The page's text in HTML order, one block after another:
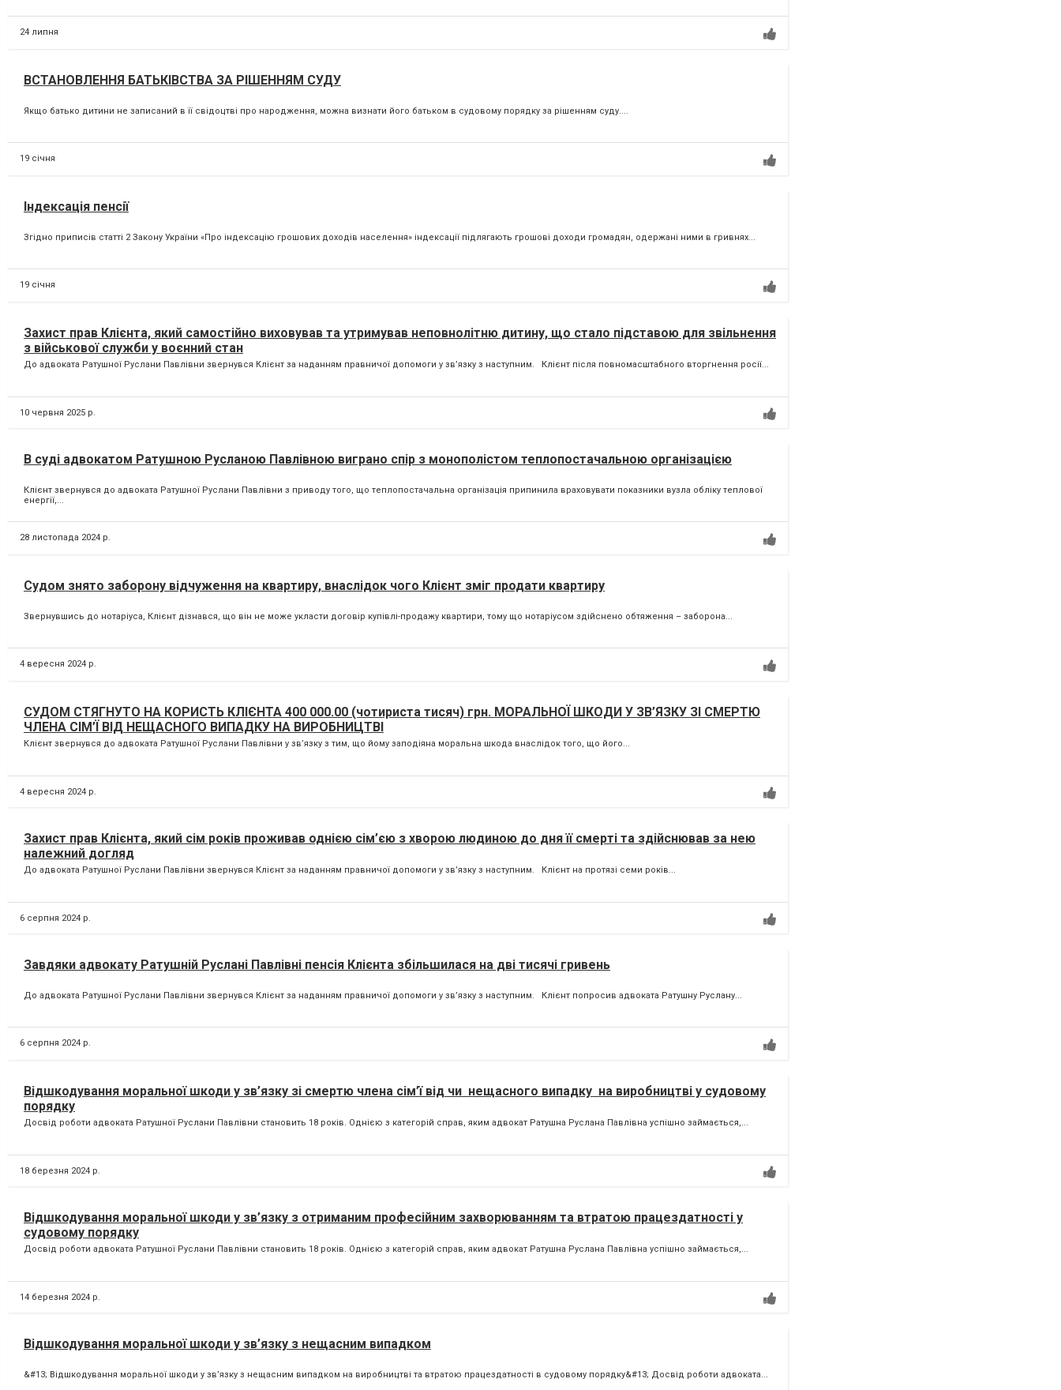
24 липня
ВСТАНОВЛЕННЯ БАТЬКІВСТВА ЗА РІШЕННЯМ СУДУ
Якщо батько дитини не записаний в її свідоцтві про народження, можна визнати його батьком в судовому порядку за рішенням суду....
19 січня
Індексація пенсії
Згідно приписів статті 2 Закону України «Про індексацію грошових доходів населення» індексації підлягають грошові доходи громадян, одержані ними в гривнях...
19 січня
Захист прав Клієнта, який самостійно виховував та утримував неповнолітню дитину, що стало підставою для звільнення
з військової служби у воєнний стан
До адвоката Ратушної Руслани Павлівни звернувся Клієнт за наданням правничої допомоги у зв’язку з наступним. Клієнт після повномасштабного вторгнення росії...
10 червня 2025 р.
В суді адвокатом Ратушною Русланою Павлівною виграно спір з монополістом теплопостачальною організацією
Клієнт звернувся до адвоката Ратушної Руслани Павлівни з приводу того, що теплопостачальна організація припинила враховувати показники вузла обліку теплової
енергії,...
28 листопада 2024 р.
Судом знято заборону відчуження на квартиру, внаслідок чого Клієнт зміг продати квартиру
Звернувшись до нотаріуса, Клієнт дізнався, що він не може укласти договір купівлі-продажу квартири, тому що нотаріусом здійснено обтяження – заборона...
4 вересня 2024 р.
СУДОМ СТЯГНУТО НА КОРИСТЬ КЛІЄНТА 400 000.00 (чотириста тисяч) грн. МОРАЛЬНОЇ ШКОДИ У ЗВ’ЯЗКУ ЗІ СМЕРТЮ
ЧЛЕНА СІМ’Ї ВІД НЕЩАСНОГО ВИПАДКУ НА ВИРОБНИЦТВІ
Клієнт звернувся до адвоката Ратушної Руслани Павлівни у зв’язку з тим, що йому заподіяна моральна шкода внаслідок того, що його...
4 вересня 2024 р.
Захист прав Клієнта, який сім років проживав однією сім’єю з хворою людиною до дня її смерті та здійснював за нею
належний догляд
До адвоката Ратушної Руслани Павлівни звернувся Клієнт за наданням правничої допомоги у зв’язку з наступним. Клієнт на протязі семи років...
6 серпня 2024 р.
Завдяки адвокату Ратушній Руслані Павлівні пенсія Клієнта збільшилася на дві тисячі гривень
До адвоката Ратушної Руслани Павлівни звернувся Клієнт за наданням правничої допомоги у зв’язку з наступним. Клієнт попросив адвоката Ратушну Руслану...
6 серпня 2024 р.
Відшкодування моральної шкоди у зв’язку зі смертю члена сім’ї від чи нещасного випадку на виробництві у судовому
порядку
Досвід роботи адвоката Ратушної Руслани Павлівни становить 18 років. Однією з категорій справ, яким адвокат Ратушна Руслана Павлівна успішно займається,...
18 березня 2024 р.
Відшкодування моральної шкоди у зв’язку з отриманим професійним захворюванням та втратою працездатності у
судовому порядку
Досвід роботи адвоката Ратушної Руслани Павлівни становить 18 років. Однією з категорій справ, яким адвокат Ратушна Руслана Павлівна успішно займається,...
14 березня 2024 р.
Відшкодування моральної шкоди у зв’язку з нещасним випадком
&#13; Відшкодування моральної шкоди у зв’язку з нещасним випадком на виробництві та втратою працездатності в судовому порядку&#13; Досвід роботи адвоката...